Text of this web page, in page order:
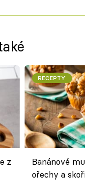
z
RECEPTY
Banánové
ořechy a